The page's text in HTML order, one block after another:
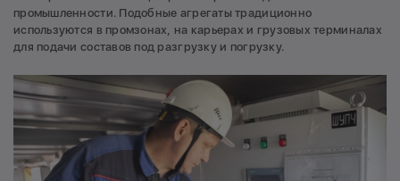
промышленности. Подобные агрегаты традиционно
используются в промзонах, на карьерах и грузовых терминалах
для подачи составов под разгрузку и погрузку.